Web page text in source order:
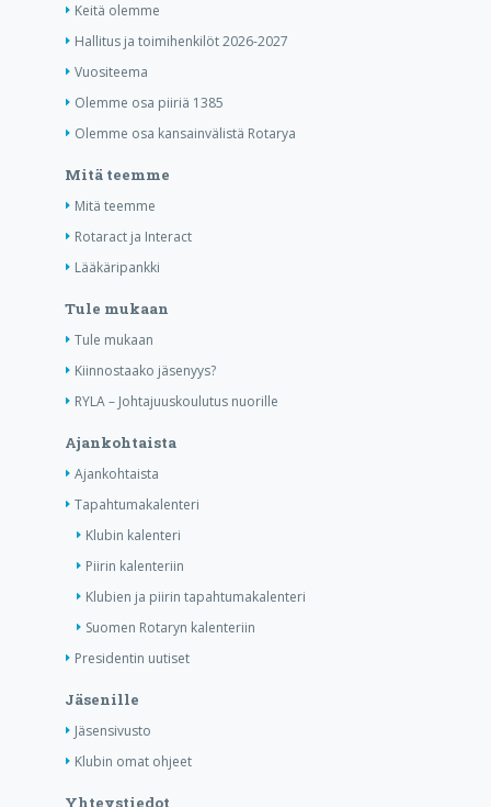
Keitä olemme
Hallitus ja toimihenkilöt 2026-2027
Vuositeema
Olemme osa piiriä 1385
Olemme osa kansainvälistä Rotarya
Mitä teemme
Mitä teemme
Rotaract ja Interact
Lääkäripankki
Tule mukaan
Tule mukaan
Kiinnostaako jäsenyys?
RYLA – Johtajuuskoulutus nuorille
Ajankohtaista
Ajankohtaista
Tapahtumakalenteri
Klubin kalenteri
Piirin kalenteriin
Klubien ja piirin tapahtumakalenteri
Suomen Rotaryn kalenteriin
Presidentin uutiset
Jäsenille
Jäsensivusto
Klubin omat ohjeet
Yhteystiedot